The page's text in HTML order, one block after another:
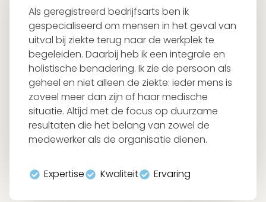
Als geregistreerd bedrijfsarts ben ik
gespecialiseerd om mensen in het geval van
uitval bij ziekte terug naar de werkplek te
begeleiden. Daarbij heb ik een integrale en
holistische benadering. Ik zie de persoon als
geheel en niet alleen de ziekte: ieder mens is
zoveel meer dan zijn of haar medische
situatie. Altijd met de focus op duurzame
resultaten die het belang van zowel de
medewerker als de organisatie dienen.
Expertise Kwaliteit Ervaring